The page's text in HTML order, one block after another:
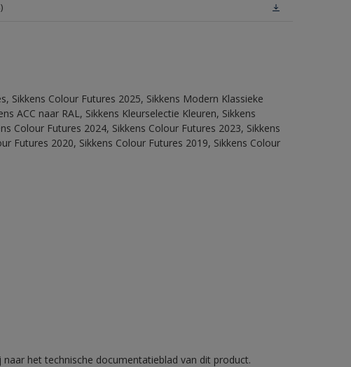
Sikkens Colour Futures 2025, Sikkens Modern Klassieke
ACC naar RAL, Sikkens Kleurselectie Kleuren, Sikkens
Colour Futures 2024, Sikkens Colour Futures 2023, Sikkens
Futures 2020, Sikkens Colour Futures 2019, Sikkens Colour
het technische documentatieblad van dit product.